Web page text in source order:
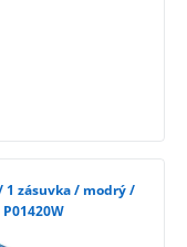
1 zásuvka / modrý /